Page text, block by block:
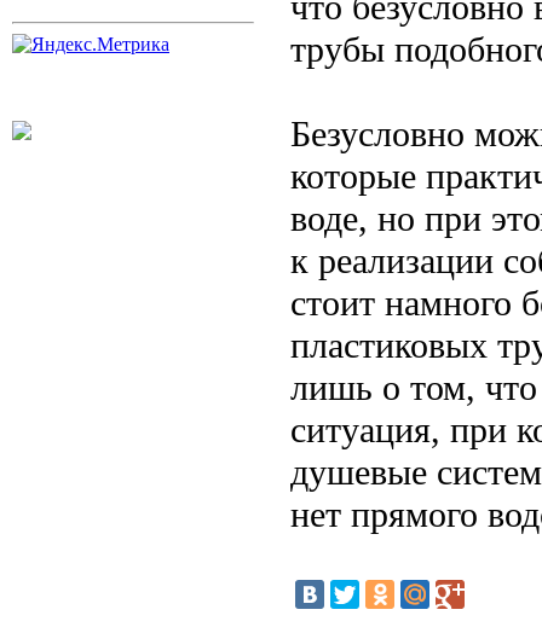
трубы
Безусловно
которые
воде, но при
к реализации
стоит намного
пластиковых
лишь о том, что
ситуация, при
душевые
нет прямого